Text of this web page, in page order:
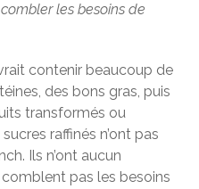
les besoins de
contenir beaucoup de
des bons gras, puis
transformés ou
raffinés n’ont pas
Ils n’ont aucun
pas les besoins